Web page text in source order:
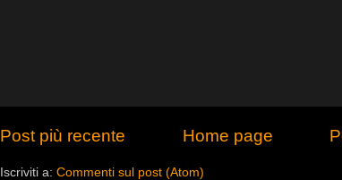
Post più recente Home page
Iscriviti a: Commenti sul post (Atom)